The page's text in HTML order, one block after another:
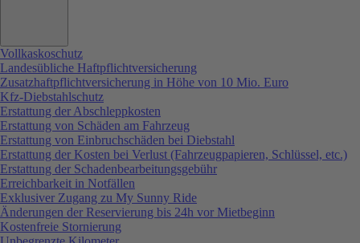
Vollkaskoschutz
Landesübliche Haftpflichtversicherung
Zusatzhaftpflichtversicherung in Höhe von 10 Mio. Euro
Kfz-Diebstahlschutz
Erstattung der Abschleppkosten
Erstattung von Schäden am Fahrzeug
Erstattung von Einbruchschäden bei Diebstahl
Erstattung der Kosten bei Verlust (Fahrzeugpapieren, Schlüssel, etc.)
Erstattung der Schadenbearbeitungsgebühr
Erreichbarkeit in Notfällen
Exklusiver Zugang zu My Sunny Ride
Änderungen der Reservierung bis 24h vor Mietbeginn
Kostenfreie Stornierung